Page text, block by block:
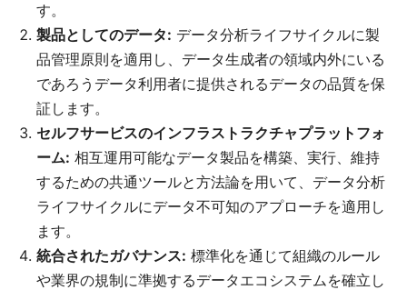
す。
製品としてのデータ: データ分析ライフサイクルに製
品管理原則を適用し、データ生成者の領域内外にいる
であろうデータ利用者に提供されるデータの品質を保
証します。
セルフサービスのインフラストラクチャプラットフォ
ーム: 相互運用可能なデータ製品を構築、実行、維持
するための共通ツールと方法論を用いて、データ分析
ライフサイクルにデータ不可知のアプローチを適用し
ます。
統合されたガバナンス: 標準化を通じて組織のルール
や業界の規制に準拠するデータエコシステムを確立し